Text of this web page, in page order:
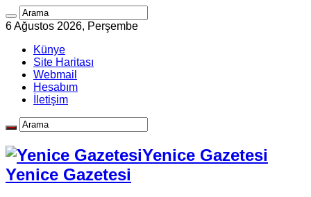
6 Ağustos 2026, Perşembe
Künye
Site Haritası
Webmail
Hesabım
İletişim
Yenice Gazetesi
Yenice Gazetesi